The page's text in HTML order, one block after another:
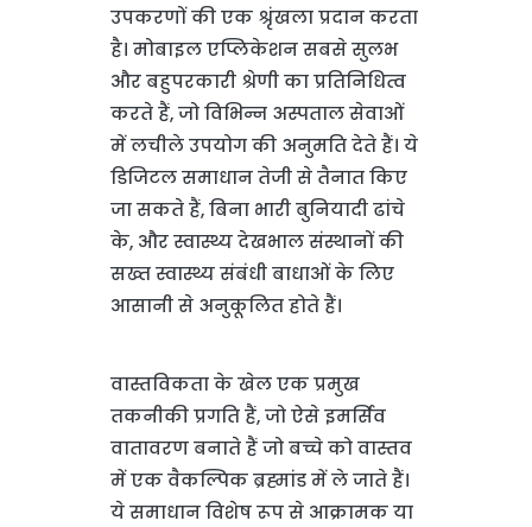
उपकरणों की एक श्रृंखला प्रदान करता
है। मोबाइल एप्लिकेशन सबसे सुलभ
और बहुपरकारी श्रेणी का प्रतिनिधित्व
करते हैं, जो विभिन्न अस्पताल सेवाओं
में लचीले उपयोग की अनुमति देते हैं। ये
डिजिटल समाधान तेजी से तैनात किए
जा सकते हैं, बिना भारी बुनियादी ढांचे
के, और स्वास्थ्य देखभाल संस्थानों की
सख्त स्वास्थ्य संबंधी बाधाओं के लिए
आसानी से अनुकूलित होते हैं।
वास्तविकता के खेल एक प्रमुख
तकनीकी प्रगति हैं, जो ऐसे इमर्सिव
वातावरण बनाते हैं जो बच्चे को वास्तव
में एक वैकल्पिक ब्रह्मांड में ले जाते हैं।
ये समाधान विशेष रूप से आक्रामक या